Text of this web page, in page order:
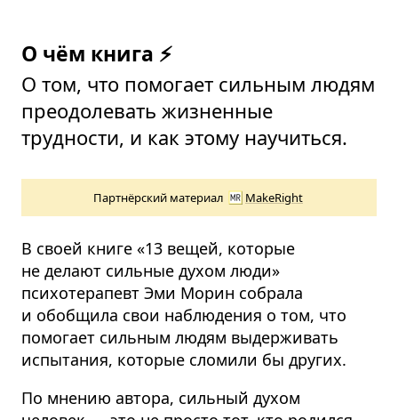
О чём книга ⚡
О том, что помогает сильным людям
преодолевать жизненные
трудности, и как этому научиться.
Партнёрский материал MakeRight
В своей книге «13 вещей, которые
не делают сильные духом люди»
психотерапевт Эми Морин собрала
и обобщила свои наблюдения о том, что
помогает сильным людям выдерживать
испытания, которые сломили бы других.
По мнению автора, сильный духом